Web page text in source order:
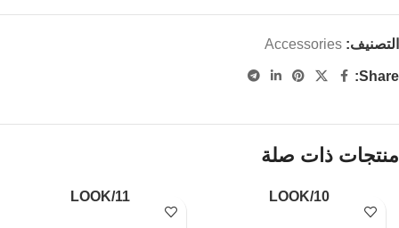
التصنيف: Accessories
Share:
منتجات ذات صلة
LOOK/10
LOOK/11